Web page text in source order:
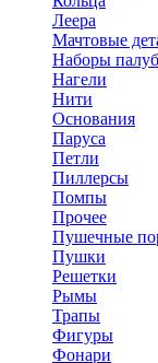
Леера
Мачтовые
Наборы
Нагели
Нити
Основания
Паруса
Петли
Пиллерсы
Помпы
Прочее
Пушечные
Пушки
Решетки
Рымы
Трапы
Фигуры
Фонари